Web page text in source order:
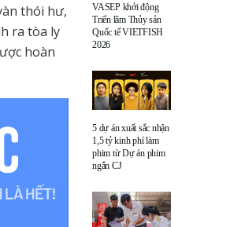
thói hư,
ra tòa ly
hoàn
VASEP khởi động
Triển lãm Thủy sản
Quốc tế VIETFISH
2026
5 dự án xuất sắc nhận
1,5 tỷ kinh phí làm
phim từ Dự án phim
ngắn CJ